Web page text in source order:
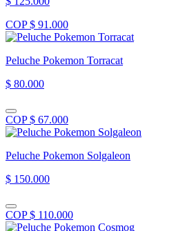
COP $ 91.000
Peluche Pokemon Torracat
$ 80.000
COP $ 67.000
Peluche Pokemon Solgaleon
$ 150.000
COP $ 110.000